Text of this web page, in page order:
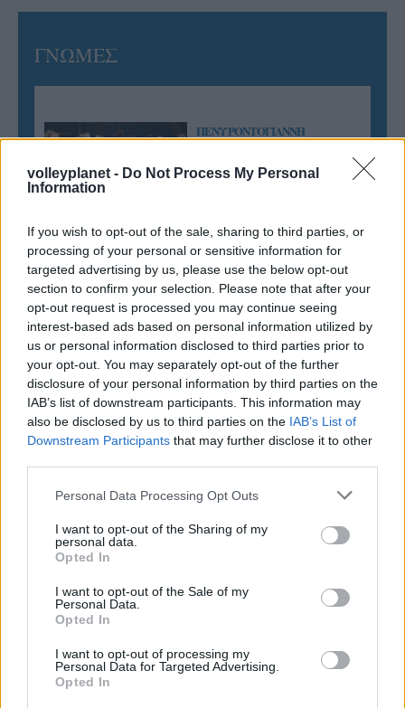
volleyplanet - Do Not Process My Personal
Information
If you wish to opt-out of the sale, sharing to third parties, or
processing of your personal or sensitive information for
targeted advertising by us, please use the below opt-out
section to confirm your selection. Please note that after your
opt-out request is processed you may continue seeing
interest-based ads based on personal information utilized by
us or personal information disclosed to third parties prior to
your opt-out. You may separately opt-out of the further
disclosure of your personal information by third parties on the
IAB’s list of downstream participants. This information may
also be disclosed by us to third parties on the IAB’s List of
Downstream Participants that may further disclose it to other
Please note that this website/app uses one or more Google
not limited to your visit or usage behaviour. You may click to
grant or deny consent to Google and its third-party tags to
use your data for below specified purposes in below Google
consent section.
Personal Data Processing Opt Outs
I want to opt-out of the Sharing of my
personal data.
Opted In
I want to opt-out of the Sale of my
Personal Data.
Opted In
I want to opt-out of processing my
Personal Data for Targeted Advertising.
Opted In
ΓΝΩΜΕΣ
ΠΕΝΥ ΡΟΝΤΟΓΙΑΝΝΗ
Από την Περούτζια του 2000
στο σήμερα: Tο τρίτο
ιστορία
ΗΛΙΑΣ ΠΑΠΑΪΩΑΝΝΟΥ
08/03/2026
Αναγνώριση και σεβασμός
οι σημαντικότερες νίκες του
Α.Ο. Θήρας